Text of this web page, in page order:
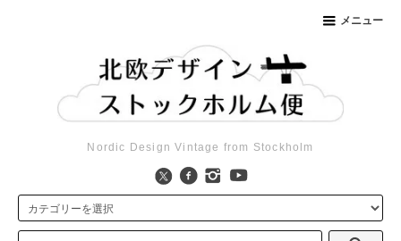
メニュー
Nordic Design Vintage from Stockholm